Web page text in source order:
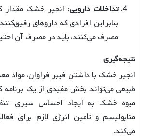
تداخلات دارویی
بنابراین افرادی که داروهای
مصرف می‌کنند، باید در مصرف آن
نتیجهگیری
انجیر خشک با داشتن فیبر فراوان، مواد
طبیعی می‌تواند بخش مفیدی از یک
میوه خشک به ایجاد احساس سیری،
متابولیسم و تأمین انرژی لازم برای
می‌کند.